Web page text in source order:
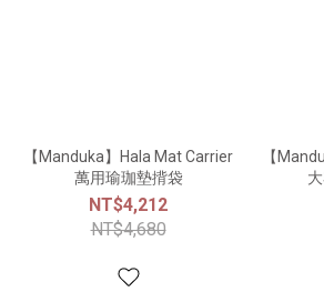
【Manduka】Hala Mat Carrier
萬用瑜珈墊揹袋
NT$4,212
NT$4,680
【